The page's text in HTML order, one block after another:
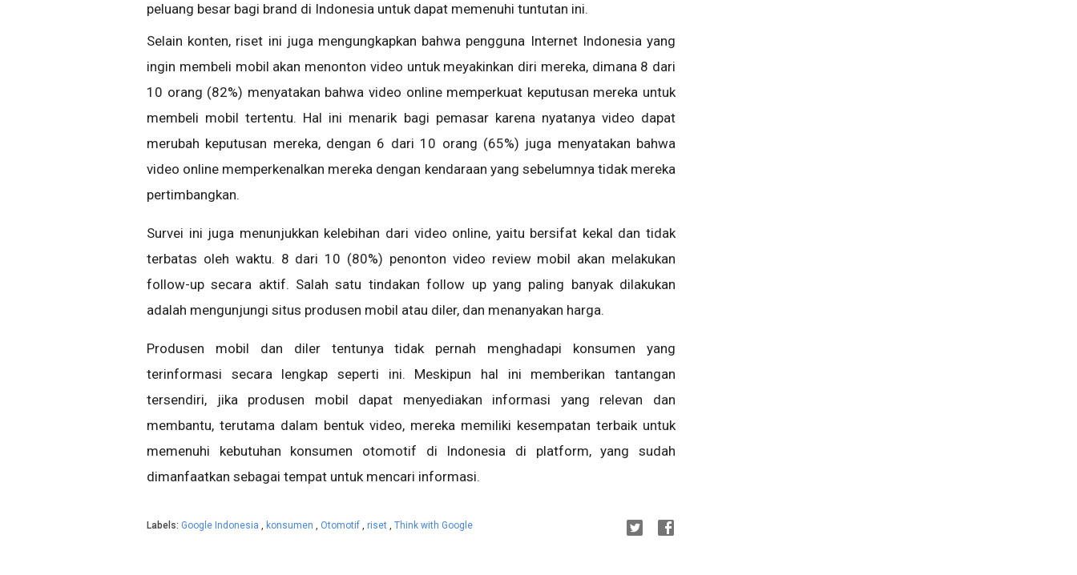
peluang besar bagi brand di Indonesia untuk dapat memenuhi tuntutan ini.
Selain konten, riset ini juga mengungkapkan bahwa pengguna Internet Indonesia yang
ingin membeli mobil akan menonton video untuk meyakinkan diri mereka, dimana 8 dari
10 orang (82%) menyatakan bahwa video online memperkuat keputusan mereka untuk
membeli mobil tertentu. Hal ini menarik bagi pemasar karena nyatanya video dapat
merubah keputusan mereka, dengan 6 dari 10 orang (65%) juga menyatakan bahwa
video online memperkenalkan mereka dengan kendaraan yang sebelumnya tidak mereka
pertimbangkan.
Survei ini juga menunjukkan kelebihan dari video online, yaitu bersifat kekal dan tidak
terbatas oleh waktu. 8 dari 10 (80%) penonton video review mobil akan melakukan
follow-up secara aktif. Salah satu tindakan follow up yang paling banyak dilakukan
adalah mengunjungi situs produsen mobil atau diler, dan menanyakan harga.
Produsen mobil dan diler tentunya tidak pernah menghadapi konsumen yang
terinformasi secara lengkap seperti ini. Meskipun hal ini memberikan tantangan
tersendiri, jika produsen mobil dapat menyediakan informasi yang relevan dan
membantu, terutama dalam bentuk video, mereka memiliki kesempatan terbaik untuk
memenuhi kebutuhan konsumen otomotif di Indonesia di platform, yang sudah
dimanfaatkan sebagai tempat untuk mencari informasi.
Labels: Google Indonesia , konsumen , Otomotif , riset , Think with Google